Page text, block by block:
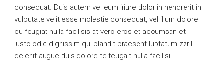
consequat. Duis autem vel eum iriure dolor in hendrerit in
vulputate velit esse molestie consequat, vel illum dolore
eu feugiat nulla facilisis at vero eros et accumsan et
iusto odio dignissim qui blandit praesent luptatum zzril
delenit augue duis dolore te feugait nulla facilisi.